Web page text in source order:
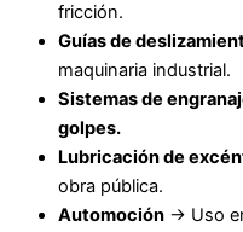
fricción.
Guías de
maquinaria industrial.
Sistemas de
golpes.
Lubricación de
obra pública.
Automoción → Uso